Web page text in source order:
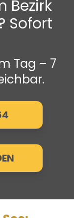
Bezirk
Sofort
Tag – 7